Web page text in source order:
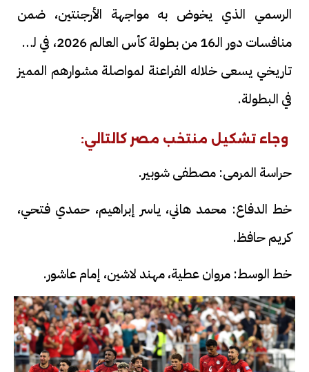
الرسمي الذي يخوض به مواجهة الأرجنتين، ضمن
منافسات دور الـ16 من بطولة كأس العالم 2026، في لقاء
تاريخي يسعى خلاله الفراعنة لمواصلة مشوارهم المميز
في البطولة.
وجاء تشكيل منتخب مصر كالتالي:
حراسة المرمى: مصطفى شوبير.
خط الدفاع: محمد هاني، ياسر إبراهيم، حمدي فتحي،
كريم حافظ.
خط الوسط: مروان عطية، مهند لاشين، إمام عاشور.